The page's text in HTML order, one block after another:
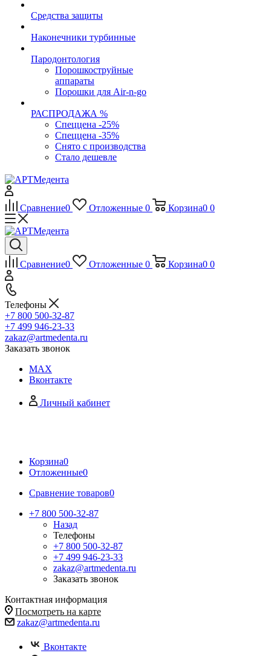
Средства защиты
Наконечники турбинные
Пародонтология
Порошкоструйные
аппараты
Порошки для Air-n-go
РАСПРОДАЖА %
Спеццена -25%
Спеццена -35%
Снято с производства
Стало дешевле
Сравнение0 Отложенные 0 Корзина0 0
Сравнение0 Отложенные 0 Корзина0 0
Телефоны
+7 800 500-32-87
+7 499 946-23-33
zakaz@artmedenta.ru
Заказать звонок
MAX
Вконтакте
Личный кабинет
Корзина0
Отложенные0
Сравнение товаров0
+7 800 500-32-87
Назад
Телефоны
+7 800 500-32-87
+7 499 946-23-33
zakaz@artmedenta.ru
Заказать звонок
Контактная информация
Посмотреть на карте
zakaz@artmedenta.ru
Вконтакте